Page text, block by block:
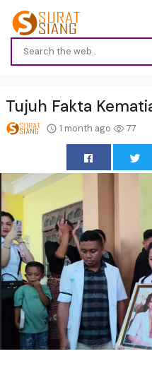
Tujuh Fakta
1 month ago 77